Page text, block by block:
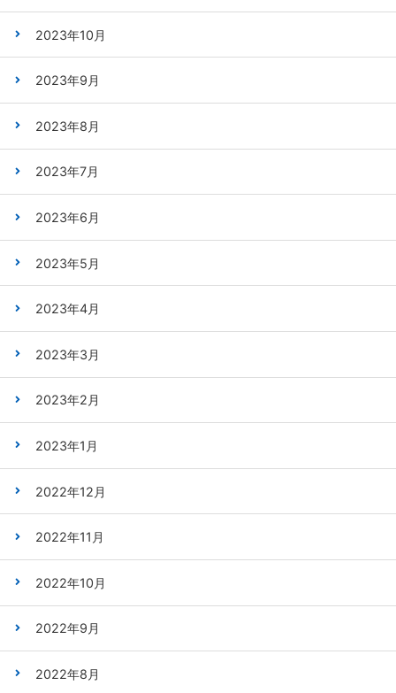
2023年10月
2023年9月
2023年8月
2023年7月
2023年6月
2023年5月
2023年4月
2023年3月
2023年2月
2023年1月
2022年12月
2022年11月
2022年10月
2022年9月
2022年8月